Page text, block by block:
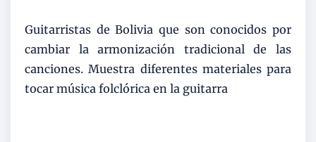
Guitarristas de Bolivia que son conocidos por
cambiar la armonización tradicional de las
canciones. Muestra diferentes materiales para
tocar música folclórica en la guitarra